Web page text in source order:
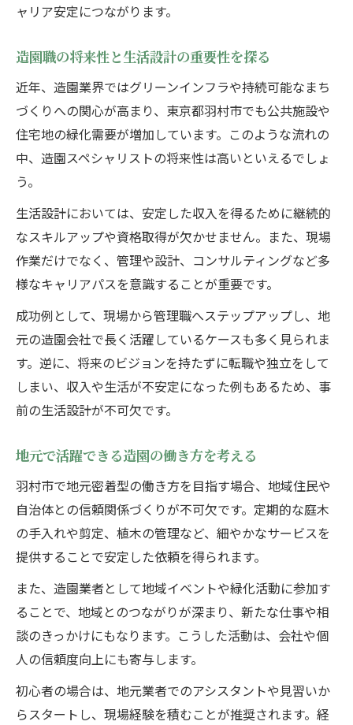
ャリア安定につながります。
造園職の将来性と生活設計の重要性を探る
近年、造園業界ではグリーンインフラや持続可能なまち
づくりへの関心が高まり、東京都羽村市でも公共施設や
住宅地の緑化需要が増加しています。このような流れの
中、造園スペシャリストの将来性は高いといえるでしょ
う。
生活設計においては、安定した収入を得るために継続的
なスキルアップや資格取得が欠かせません。また、現場
作業だけでなく、管理や設計、コンサルティングなど多
様なキャリアパスを意識することが重要です。
成功例として、現場から管理職へステップアップし、地
元の造園会社で長く活躍しているケースも多く見られま
す。逆に、将来のビジョンを持たずに転職や独立をして
しまい、収入や生活が不安定になった例もあるため、事
前の生活設計が不可欠です。
地元で活躍できる造園の働き方を考える
羽村市で地元密着型の働き方を目指す場合、地域住民や
自治体との信頼関係づくりが不可欠です。定期的な庭木
の手入れや剪定、植木の管理など、細やかなサービスを
提供することで安定した依頼を得られます。
また、造園業者として地域イベントや緑化活動に参加す
ることで、地域とのつながりが深まり、新たな仕事や相
談のきっかけにもなります。こうした活動は、会社や個
人の信頼度向上にも寄与します。
初心者の場合は、地元業者でのアシスタントや見習いか
らスタートし、現場経験を積むことが推奨されます。経